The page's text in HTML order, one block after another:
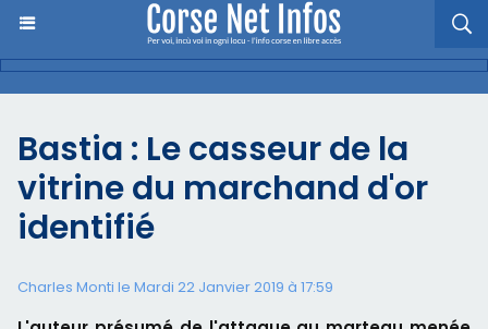
Bastia : Le casseur de la
vitrine du marchand d'or
identifié
Charles Monti le Mardi 22 Janvier 2019 à 17:59